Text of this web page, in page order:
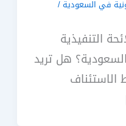
في السعودية /
التنفيذية
هل تريد